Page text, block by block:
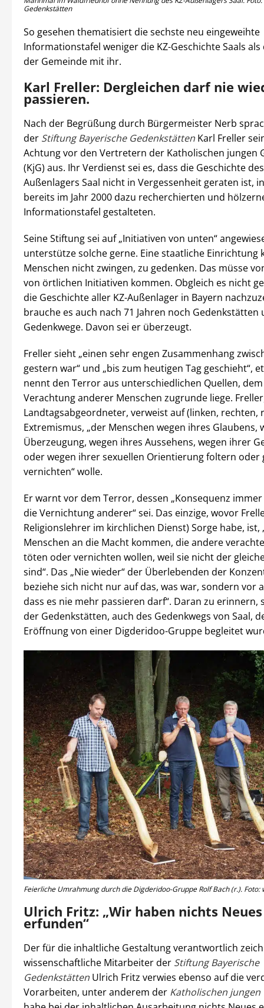
Gedenkstätten
So gesehen thematisiert die sechste neu eingeweihte
Informationstafel weniger die KZ-Geschichte Saals
der Gemeinde mit ihr.
Karl Freller: Dergleichen darf nie
passieren.
Nach der Begrüßung durch Bürgermeister Nerb
der Stiftung Bayerische Gedenkstätten Karl Freller
Achtung vor den Vertretern der Katholischen jungen
(KjG) aus. Ihr Verdienst sei es, dass die Geschichte
Außenlagers Saal nicht in Vergessenheit geraten ist,
bereits im Jahr 2000 dazu recherchierten und
Informationstafel gestalteten.
Seine Stiftung sei auf „Initiativen von unten“
unterstütze solche gerne. Eine staatliche Einrichtung
Menschen nicht zwingen, zu gedenken. Das müsse
von örtlichen Initiativen kommen. Obgleich es nicht
die Geschichte aller KZ-Außenlager in Bayern
brauche es auch nach 71 Jahren noch Gedenkstätten
Gedenkwege. Davon sei er überzeugt.
Freller sieht „einen sehr engen Zusammenhang
gestern war“ und „bis zum heutigen Tag geschieht“,
nennt den Terror aus unterschiedlichen Quellen,
Verachtung anderer Menschen zugrunde liege.
Landtagsabgeordneter, verweist auf (linken, rechten,
Extremismus, „der Menschen wegen ihres Glaubens,
Überzeugung, wegen ihres Aussehens, wegen ihrer
oder wegen ihrer sexuellen Orientierung foltern oder
vernichten“ wolle.
Er warnt vor dem Terror, dessen „Konsequenz
die Vernichtung anderer“ sei. Das einzige, wovor
Religionslehrer im kirchlichen Dienst) Sorge habe, ist,
Menschen an die Macht kommen, die andere
töten oder vernichten wollen, weil sie nicht der
sind“. Das „Nie wieder“ der Überlebenden der
beziehe sich nicht nur auf das, was war, sondern vor
dass es nie mehr passieren darf“. Daran zu erinnern,
der Gedenkstätten, auch des Gedenkwegs von Saal,
Eröffnung von einer Digderidoo-Gruppe begleitet
Feierliche Umrahmung durch die Digderidoo-Gruppe Rolf Bach (r.). Foto:
Ulrich Fritz: „Wir haben nichts Neues
erfunden“
Der für die inhaltliche Gestaltung verantwortlich
wissenschaftliche Mitarbeiter der Stiftung Bayerische
Gedenkstätten Ulrich Fritz verwies ebenso auf die
Vorarbeiten, unter anderem der Katholischen jungen